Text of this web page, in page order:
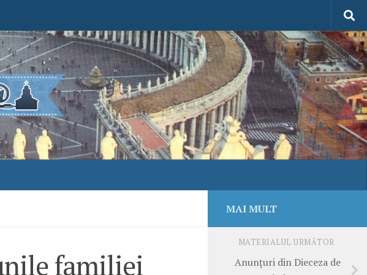
familiei
MAI MULT
MATERIALUL URMĂTOR
Anunţuri din Dieceza de